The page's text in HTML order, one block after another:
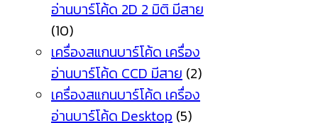
อ่านบาร์โค้ด 2D 2 มิติ มีสาย
(10)
เครื่องสแกนบาร์โค้ด เครื่อง
อ่านบาร์โค้ด CCD มีสาย (2)
เครื่องสแกนบาร์โค้ด เครื่อง
อ่านบาร์โค้ด Desktop (5)